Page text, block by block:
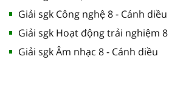
Giải sgk Công nghệ 8 - Cánh diều
Giải sgk Hoạt động trải nghiệm
Giải sgk Âm nhạc 8 - Cánh diều